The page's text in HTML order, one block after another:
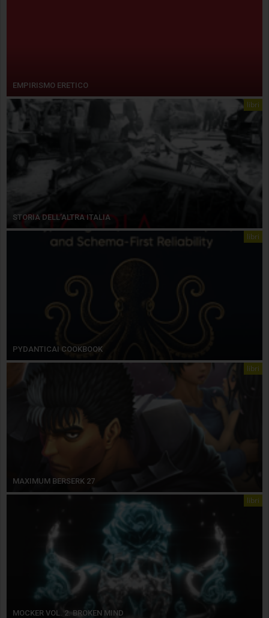
EMPIRISMO ERETICO
libri
STORIA DELL’ALTRA ITALIA
libri
PYDANTICAI COOKBOOK
libri
MAXIMUM BERSERK 27
libri
MOCKER VOL. 2. BROKEN MIND